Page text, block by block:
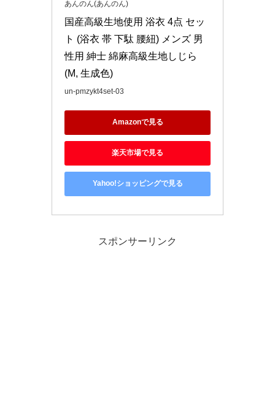
あんのん(あんのん)
国産高級生地使用 浴衣 4点 セッ
ト (浴衣 帯 下駄 腰紐) メンズ 男
性用 紳士 綿麻高級生地しじら
(M, 生成色)
un-pmzykt4set-03
Amazonで見る
楽天市場で見る
Yahoo!ショッピングで見る
スポンサーリンク